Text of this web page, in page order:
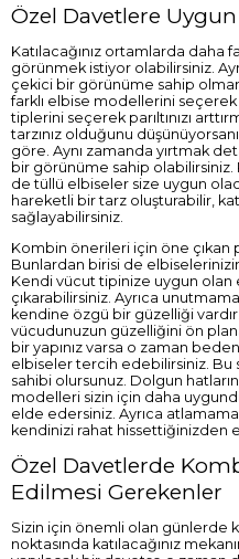
Özel Davetlere
Katılacağınız ortamlarda daha
görünmek istiyor olabilirsiniz.
çekici bir görünüme sahip
farklı elbise modellerini seçerek
tiplerini seçerek parıltınızı
tarzınız olduğunu
göre. Aynı zamanda yırtmak
bir görünüme sahip olabilirsiniz.
de tüllü elbiseler size uygun
hareketli bir tarz oluşturabilir,
sağlayabilirsiniz.
Kombin önerileri için öne çıkan
Bunlardan birisi de
Kendi vücut tipinize uygun olan
çıkarabilirsiniz. Ayrıca
kendine özgü bir güzelliği
vücudunuzun güzelliğini ön
bir yapınız varsa o zaman
elbiseler tercih edebilirsiniz.
sahibi olursunuz. Dolgun
modelleri sizin için daha
elde edersiniz. Ayrıca
kendinizi rahat hissettiğinizden
Özel Davetlerde
Edilmesi Gerekenler
Sizin için önemli olan günlerde
noktasında katılacağınız